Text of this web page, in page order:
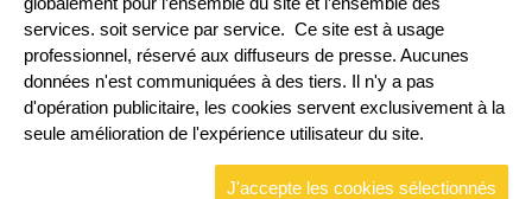
services. soit service par service. Ce site est à usage
professionnel, réservé aux diffuseurs de presse. Aucunes
données n'est communiquées à des tiers. Il n'y a pas
d'opération publicitaire, les cookies servent exclusivement à la
seule amélioration de l'expérience utilisateur du site.